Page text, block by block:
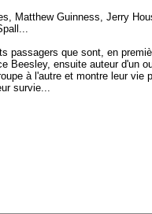
Matthew Guinness, Jerry
passagers que sont, en
ensuite auteur d'un
à l'autre et montre leur vie
survie...